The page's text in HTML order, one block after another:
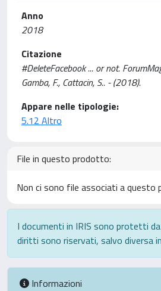
Anno
2018
Citazione
#DeleteFacebook ... or not.
Gamba, F., Cattacin, S.. - (2018).
Appare nelle tipologie:
5.12 Altro
File in questo prodotto:
Non ci sono file associati a questo
I documenti in IRIS sono protetti
diritti sono riservati, salvo diversa
Informazioni